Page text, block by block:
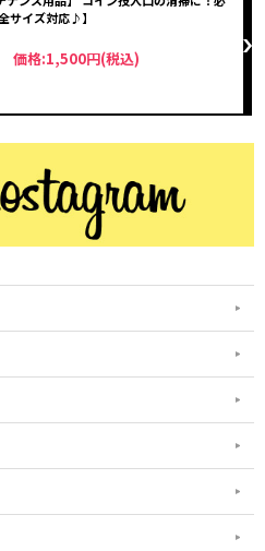
サイズ対応♪】
価格:1,500円(税込)